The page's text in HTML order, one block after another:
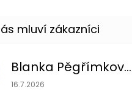
Blanka Pěgřímková
Hodnocení obchodu je 5 z 5
16.7.2026